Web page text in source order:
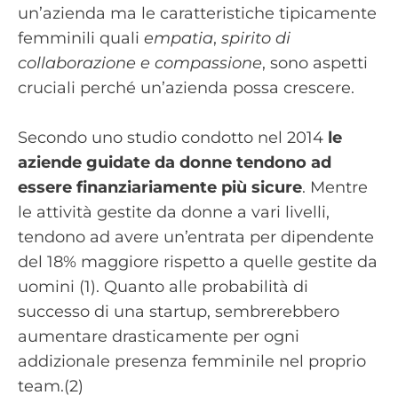
un’azienda ma le caratteristiche tipicamente
femminili quali empatia, spirito di
collaborazione e compassione, sono aspetti
cruciali perché un’azienda possa crescere.
Secondo uno studio condotto nel 2014 le
aziende guidate da donne tendono ad
essere finanziariamente più sicure. Mentre
le attività gestite da donne a vari livelli,
tendono ad avere un’entrata per dipendente
del 18% maggiore rispetto a quelle gestite da
uomini (1). Quanto alle probabilità di
successo di una startup, sembrerebbero
aumentare drasticamente per ogni
addizionale presenza femminile nel proprio
team.(2)